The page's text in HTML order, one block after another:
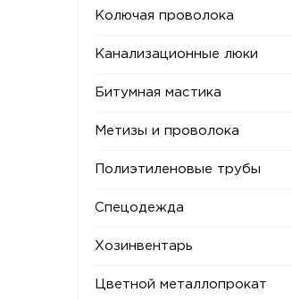
Колючая проволока
Канализационные люки
Битумная мастика
Метизы и проволока
Полиэтиленовые трубы
Спецодежда
Хозинвентарь
Цветной металлопрокат